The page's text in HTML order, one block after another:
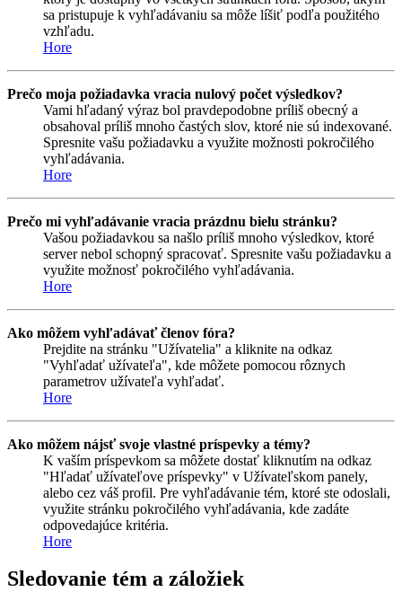
sa pristupuje k vyhľadávaniu sa môže líšiť podľa použitého
vzhľadu.
Hore
Prečo moja požiadavka vracia nulový počet výsledkov?
Vami hľadaný výraz bol pravdepodobne príliš obecný a
obsahoval príliš mnoho častých slov, ktoré nie sú indexované.
Spresnite vašu požiadavku a využite možnosti pokročilého
vyhľadávania.
Hore
Prečo mi vyhľadávanie vracia prázdnu bielu stránku?
Vašou požiadavkou sa našlo príliš mnoho výsledkov, ktoré
server nebol schopný spracovať. Spresnite vašu požiadavku a
využite možnosť pokročilého vyhľadávania.
Hore
Ako môžem vyhľadávať členov fóra?
Prejdite na stránku "Užívatelia" a kliknite na odkaz
"Vyhľadať užívateľa", kde môžete pomocou rôznych
parametrov užívateľa vyhľadať.
Hore
Ako môžem nájsť svoje vlastné príspevky a témy?
K vaším príspevkom sa môžete dostať kliknutím na odkaz
"Hľadať užívateľove príspevky" v Užívateľskom panely,
alebo cez váš profil. Pre vyhľadávanie tém, ktoré ste odoslali,
využite stránku pokročilého vyhľadávania, kde zadáte
odpovedajúce kritéria.
Hore
Sledovanie tém a záložiek